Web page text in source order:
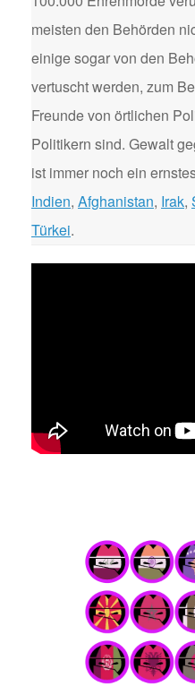
meisten den Behörden
einige sogar von den
vertuscht werden, zum
Freunde von örtlichen
Politikern sind. Gewalt
ist immer noch ein
Indien, Afghanistan, Irak,
Türkei.